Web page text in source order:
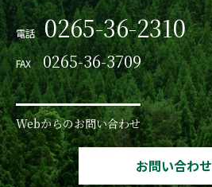
電話 0265-36-2310
FAX0265-36-3709
Webからのお問い合わせ
お問い合わせ